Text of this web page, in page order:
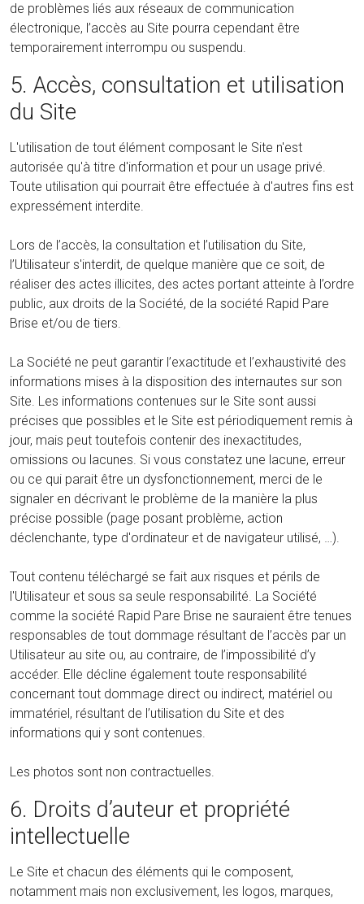
de problèmes liés aux réseaux de communication
électronique, l’accès au Site pourra cependant être
temporairement interrompu ou suspendu.
5. Accès, consultation et utilisation
du Site
L'utilisation de tout élément composant le Site n'est
autorisée qu'à titre d'information et pour un usage privé.
Toute utilisation qui pourrait être effectuée à d'autres fins est
expressément interdite.
Lors de l’accès, la consultation et l’utilisation du Site,
l’Utilisateur s'interdit, de quelque manière que ce soit, de
réaliser des actes illicites, des actes portant atteinte à l’ordre
public, aux droits de la Société, de la société Rapid Pare
Brise et/ou de tiers.
La Société ne peut garantir l’exactitude et l’exhaustivité des
informations mises à la disposition des internautes sur son
Site. Les informations contenues sur le Site sont aussi
précises que possibles et le Site est périodiquement remis à
jour, mais peut toutefois contenir des inexactitudes,
omissions ou lacunes. Si vous constatez une lacune, erreur
ou ce qui parait être un dysfonctionnement, merci de le
signaler en décrivant le problème de la manière la plus
précise possible (page posant problème, action
déclenchante, type d'ordinateur et de navigateur utilisé, …).
Tout contenu téléchargé se fait aux risques et périls de
l'Utilisateur et sous sa seule responsabilité. La Société
comme la société Rapid Pare Brise ne sauraient être tenues
responsables de tout dommage résultant de l’accès par un
Utilisateur au site ou, au contraire, de l’impossibilité d’y
accéder. Elle décline également toute responsabilité
concernant tout dommage direct ou indirect, matériel ou
immatériel, résultant de l’utilisation du Site et des
informations qui y sont contenues.
Les photos sont non contractuelles.
6. Droits d’auteur et propriété
intellectuelle
Le Site et chacun des éléments qui le composent,
notamment mais non exclusivement, les logos, marques,